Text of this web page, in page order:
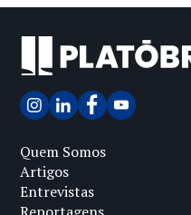
Quem Somos
Artigos
Entrevistas